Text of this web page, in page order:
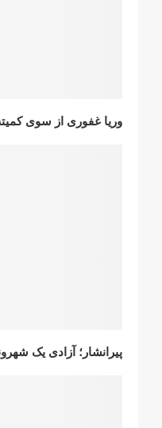
وریا غفوری از سوی
پیرانشار؛ آزادی یک